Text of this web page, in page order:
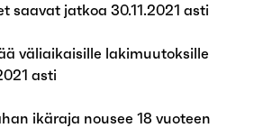
saavat jatkoa 30.11.2021 asti
väliaikaisille lakimuutoksille
asti
ikäraja nousee 18 vuoteen